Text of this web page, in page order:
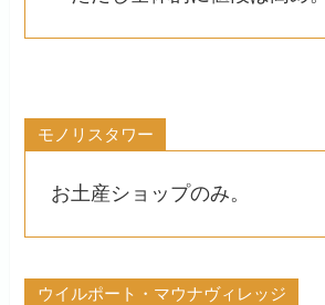
モノリスタワー
お土産ショップのみ。
ウイルポート・マウナヴィレッジ